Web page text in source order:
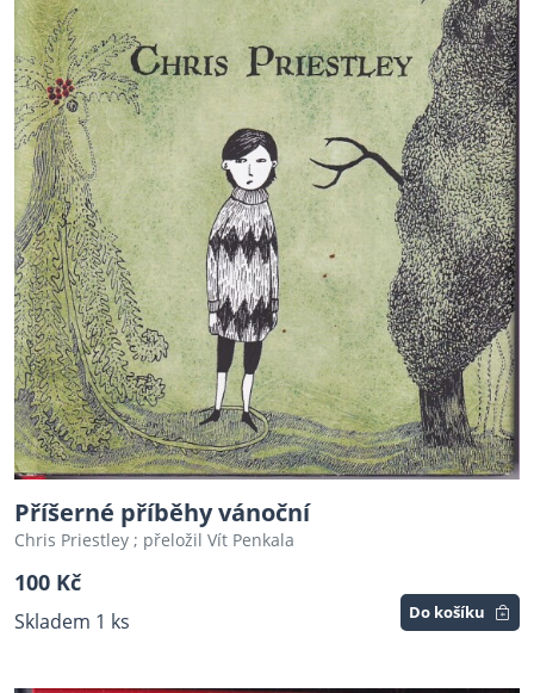
Příšerné příběhy vánoční
Chris Priestley ; přeložil Vít Penkala
100 Kč
Skladem 1 ks Do košíku